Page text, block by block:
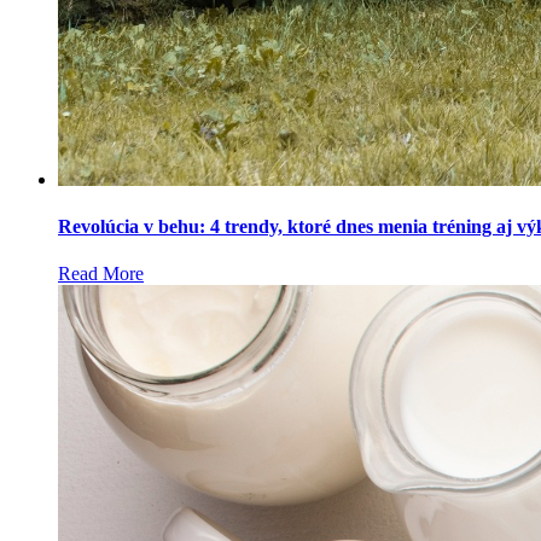
Revolúcia v behu: 4 trendy, ktoré dnes menia tréning aj
Read More